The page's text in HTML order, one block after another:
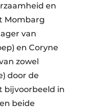
en
Mombarg
van
en Coryne
zowel
door de
bijvoorbeeld in
beide